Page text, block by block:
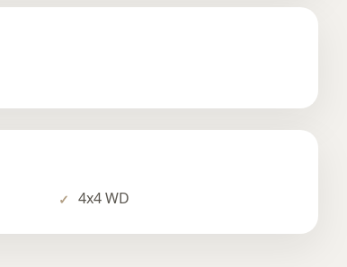
4x4 WD